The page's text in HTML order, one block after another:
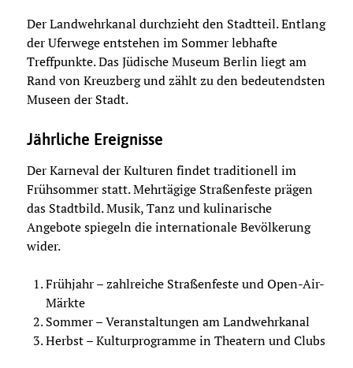
Der Landwehrkanal durchzieht den Stadtteil. Entlang
der Uferwege entstehen im Sommer lebhafte
Treffpunkte. Das Jüdische Museum Berlin liegt am
Rand von Kreuzberg und zählt zu den bedeutendsten
Museen der Stadt.
Jährliche Ereignisse
Der Karneval der Kulturen findet traditionell im
Frühsommer statt. Mehrtägige Straßenfeste prägen
das Stadtbild. Musik, Tanz und kulinarische
Angebote spiegeln die internationale Bevölkerung
wider.
Frühjahr – zahlreiche Straßenfeste und Open-Air-
Märkte
Sommer – Veranstaltungen am Landwehrkanal
Herbst – Kulturprogramme in Theatern und Clubs